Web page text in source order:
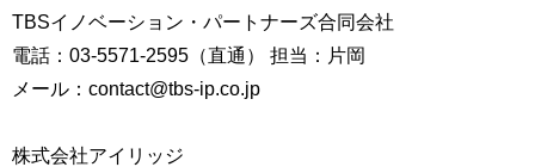
TBSイノベーション・パートナーズ合同会社
電話：03-5571-2595（直通） 担当：片岡
メール：contact@tbs-ip.co.jp
株式会社アイリッジ